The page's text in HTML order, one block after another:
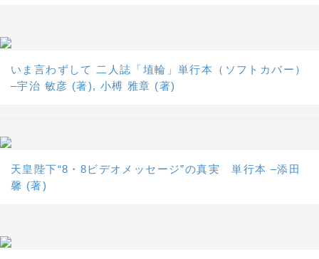
いま言わずして 二人誌「埴輪」単行本（ソフトカバー）
–宇治 敏彦 (著), 小榑 雅章 (著)
天皇陛下“8・8ビデオメッセージ”の真実 単行本 –添田
馨 (著)